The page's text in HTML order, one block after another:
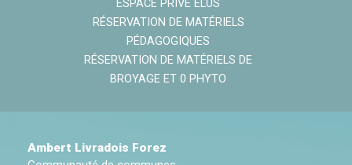
ESPACE PRIVÉ ÉLUS
RÉSERVATION DE MATÉRIELS
PÉDAGOGIQUES
RÉSERVATION DE MATÉRIELS DE
BROYAGE ET 0 PHYTO
Ambert Livradois Forez